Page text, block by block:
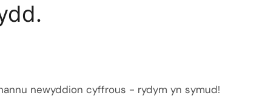
newyddion cyffrous - rydym yn symud!